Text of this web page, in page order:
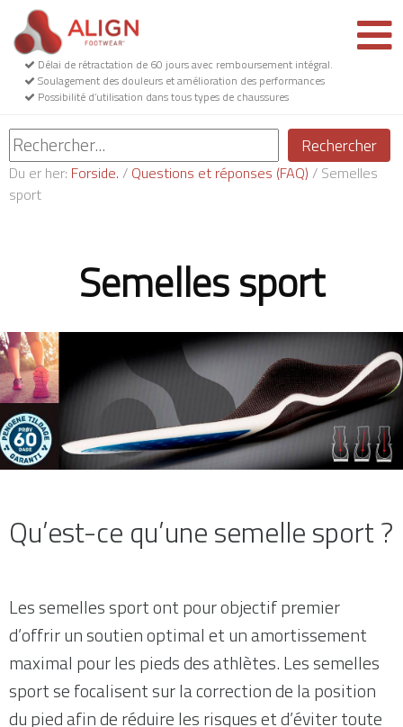
Délai de rétractation de 60 jours avec remboursement intégral.
Soulagement des douleurs et amélioration des performances
Possibilité d’utilisation dans tous types de chaussures
Rechercher
Du er her: Forside. / Questions et réponses (FAQ) / Semelles
sport
Semelles sport
Qu’est-ce qu’une semelle sport ?
Les semelles sport ont pour objectif premier
d’offrir un soutien optimal et un amortissement
maximal pour les pieds des athlètes. Les semelles
sport se focalisent sur la correction de la position
du pied afin de réduire les risques et d’éviter toute